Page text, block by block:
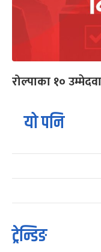
रोल्पाका १०
यो पनि
ट्रेन्डिङ